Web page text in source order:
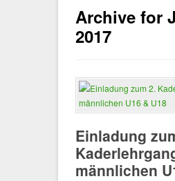
Archive for
2017
Einladung
männlichen